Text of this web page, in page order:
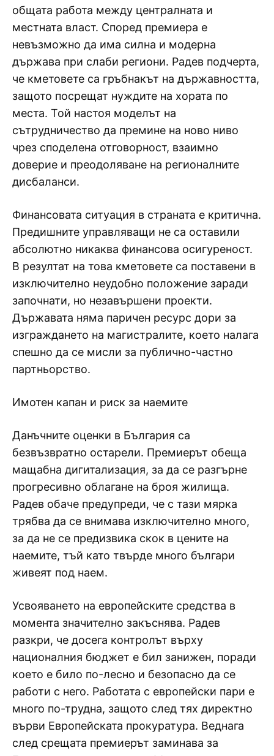
общата работа между централната и
местната власт. Според премиера е
невъзможно да има силна и модерна
държава при слаби региони. Радев подчерта,
че кметовете са гръбнакът на държавността,
защото посрещат нуждите на хората по
места. Той настоя моделът на
сътрудничество да премине на ново ниво
чрез споделена отговорност, взаимно
доверие и преодоляване на регионалните
дисбаланси.
Финансовата ситуация в страната е критична.
Предишните управляващи не са оставили
абсолютно никаква финансова осигуреност.
В резултат на това кметовете са поставени в
изключително неудобно положение заради
започнати, но незавършени проекти.
Държавата няма паричен ресурс дори за
изграждането на магистралите, което налага
спешно да се мисли за публично-частно
партньорство.
Имотен капан и риск за наемите
Данъчните оценки в България са
безвъзвратно остарели. Премиерът обеща
мащабна дигитализация, за да се разгърне
прогресивно облагане на броя жилища.
Радев обаче предупреди, че с тази мярка
трябва да се внимава изключително много,
за да не се предизвика скок в цените на
наемите, тъй като твърде много българи
живеят под наем.
Усвояването на европейските средства в
момента значително закъснява. Радев
разкри, че досега контролът върху
националния бюджет е бил занижен, поради
което е било по-лесно и безопасно да се
работи с него. Работата с европейски пари е
много по-трудна, защото след тях директно
върви Европейската прокуратура. Веднага
след срещата премиерът заминава за